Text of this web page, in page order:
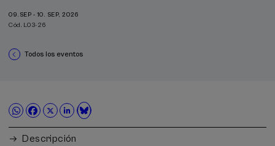
09.SEP - 10. SEP, 2026
Cód. L03-26
Todos los eventos
Descripción